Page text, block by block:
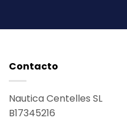
Contacto
Nautica Centelles SL
B17345216